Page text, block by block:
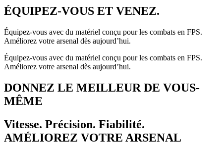
ÉQUIPEZ-VOUS ET VENEZ.
Équipez-vous avec du matériel conçu pour les combats en FPS.
Améliorez votre arsenal dès aujourd’hui.
Équipez-vous avec du matériel conçu pour les combats en FPS.
Améliorez votre arsenal dès aujourd’hui.
DONNEZ LE MEILLEUR DE VOUS-
MÊME
Vitesse. Précision. Fiabilité.
AMÉLIOREZ VOTRE ARSENAL